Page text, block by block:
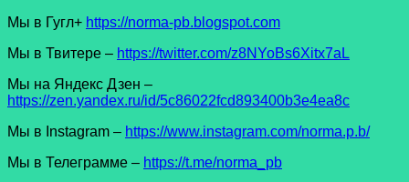
Мы в Гугл+ https://norma-pb.blogspot.com
Мы в Твитере – https://twitter.com/z8NYoBs6Xitx7aL
Мы на Яндекс Дзен –
https://zen.yandex.ru/id/5c86022fcd893400b3e4ea8c
Мы в Instagram – https://www.instagram.com/norma.p.b/
Мы в Телеграмме – https://t.me/norma_pb